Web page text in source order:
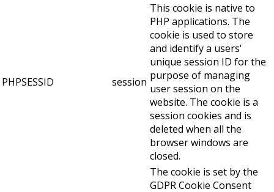
PHPSESSID session
This cookie is native to
PHP applications. The
cookie is used to store
and identify a users'
unique session ID for the
purpose of managing
user session on the
website. The cookie is a
session cookies and is
deleted when all the
browser windows are
closed.
The cookie is set by the
GDPR Cookie Consent